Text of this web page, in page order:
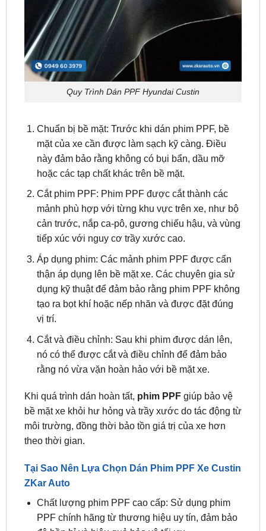
Quy Trình Dán PPF Hyundai Custin
Chuẩn bị bề mặt: Trước khi dán phim PPF, bề
này đảm bảo rằng không có bụi bẩn, dầu mỡ
hoặc các tạp chất khác trên bề mặt.
Cắt phim PPF: Phim PPF được cắt thành các
mảnh phù hợp với từng khu vực trên xe, như bộ
cản trước, nắp ca-pô, gương chiếu hậu, và vùng
tiếp xúc với nguy cơ trầy xước cao.
Áp dụng phim: Các mảnh phim PPF được cẩn
thận áp dụng lên bề mặt xe. Các chuyên gia sử
dụng kỹ thuật để đảm bảo rằng phim PPF không
tạo ra bọt khí hoặc nếp nhăn và được đặt đúng
vị trí.
Cắt và điều chỉnh: Sau khi phim được dán lên,
nó có thể được cắt và điều chỉnh để đảm bảo
rằng nó vừa vặn hoàn hảo với bề mặt xe.
Khi quá trình dán hoàn tất,phim PPFgiúp bảo vệ
môi trường, đồng thời bảo tồn giá trị của xe hơn
theo thời gian.
Tại Sao Nên Lựa Chọn Dán Phim PPF Xe Custin
Chất lượng phim PPF cao cấp: Sử dụng phim
PPF chính hãng từ thương hiệu uy tín, đảm bảo
độ bền bỉ và hiệu quả bảo vệ tối ưu.
Kỹ thuật thi công chuyên nghiệp: Đội ngũ kỹ